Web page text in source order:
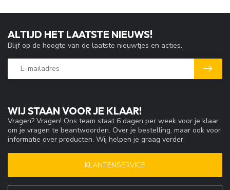
WIJ STAAN VOOR JE KLAAR!
Vragen? Vragen! Ons team staat 6 dagen per week voor je klaar
om je vragen te beantwoorden. Over je bestelling, maar ook voor
informatie over producten. Wij helpen je graag verder.
KLANTENSERVICE
ALTIJD HET LAATSTE NIEUWS!
Blijf op de hoogte van de laatste nieuwtjes en acties.